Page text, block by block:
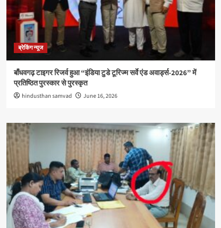
ब्रेकिंग न्यूज
बाँधवगढ़ टाइगर रिजर्व हुआ “इंडिया टुडे टूरिज्म सर्वे एंड अवार्ड्स-2026” में
प्रतिष्ठित पुरस्कार से पुरस्कृत
hindusthan samvad June 16, 2026